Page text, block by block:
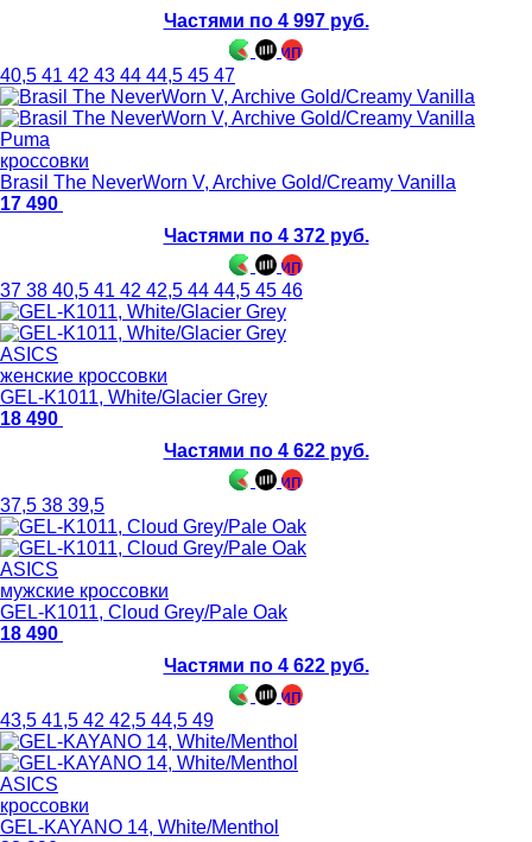
Частями по 4 997 руб.
40,5 41 42 43 44 44,5 45 47
Puma
кроссовки
Brasil The NeverWorn V, Archive Gold/Creamy Vanilla
17 490
Частями по 4 372 руб.
37 38 40,5 41 42 42,5 44 44,5 45 46
ASICS
женские кроссовки
GEL-K1011, White/Glacier Grey
18 490
Частями по 4 622 руб.
37,5 38 39,5
ASICS
мужские кроссовки
GEL-K1011, Cloud Grey/Pale Oak
18 490
Частями по 4 622 руб.
43,5 41,5 42 42,5 44,5 49
ASICS
кроссовки
GEL-KAYANO 14, White/Menthol